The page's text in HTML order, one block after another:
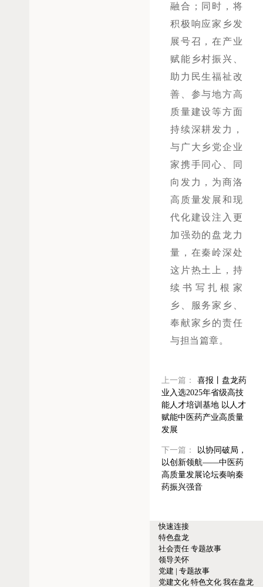
融合；同时，将
积极响应家乡发
展号召，在产业
赋能乡村振兴、
助力民生福祉改
善、参与地方高
质量建设等方面
持续深耕发力，
与广大乡党企业
家携手同心、同
向发力，为商洛
高质量发展和现
代化建设注入更
加强劲的盘龙力
量，在秦岭深处
这片热土上，持
续书写扎根家
乡、服务家乡、
奉献家乡的责任
与担当篇章。
上一篇：
喜报丨盘龙药
业入选2025年省级高技
能人才培训基地 以人才
赋能中医药产业高质量
发展
下一篇：
以协同破局，
以创新领航——中医药
高质量发展论坛奏响秦
药振兴强音
快速连接
特色盘龙
社会责任 专题故事
领导关怀
党建 | 专题故事
党建文化 特色文化 我在盘龙